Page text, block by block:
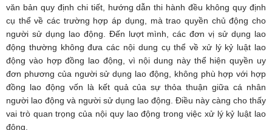
văn bản quy định chi tiết, hướng dẫn thi hành đều không quy định
cụ thể về các trường hợp áp dụng, mà trao quyền chủ động cho
người sử dụng lao động. Đến lượt mình, các đơn vị sử dụng lao
động thường không đưa các nội dung cụ thể về xử lý kỷ luật lao
động vào hợp đồng lao động, vì nội dung này thể hiện quyền uy
đơn phương của người sử dụng lao động, không phù hợp với hợp
đồng lao động vốn là kết quả của sự thỏa thuận giữa cá nhân
người lao động và người sử dụng lao động. Điều này càng cho thấy
vai trò quan trọng của nội quy lao động trong việc xử lý kỷ luật lao
động.